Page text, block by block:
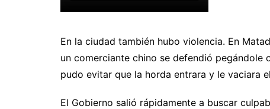
En la ciudad también hubo violencia. En
un comerciante chino se defendió pegándole
pudo evitar que la horda entrara y le vaciara
El Gobierno salió rápidamente a buscar